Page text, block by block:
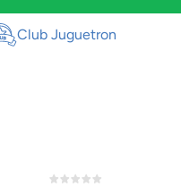
Club Juguetron